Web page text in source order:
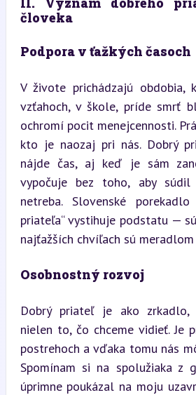
človeka
Podpora v ťažkých časoch
V živote prichádzajú obdobia,
vzťahoch, v škole, príde smrť
ochromí pocit menejcennosti.
kto je naozaj pri nás. Dobrý
nájde čas, aj keď je sám
vypočuje bez toho, aby
netreba. Slovenské
priateľa“ vystihuje podstatu —
najťažších chvíľach sú
Osobnostný rozvoj
Dobrý priateľ je ako
nielen to, čo chceme vidieť. Je
postrehoch a vďaka tomu nás
Spomínam si na spolužiaka z
úprimne poukázal na moju